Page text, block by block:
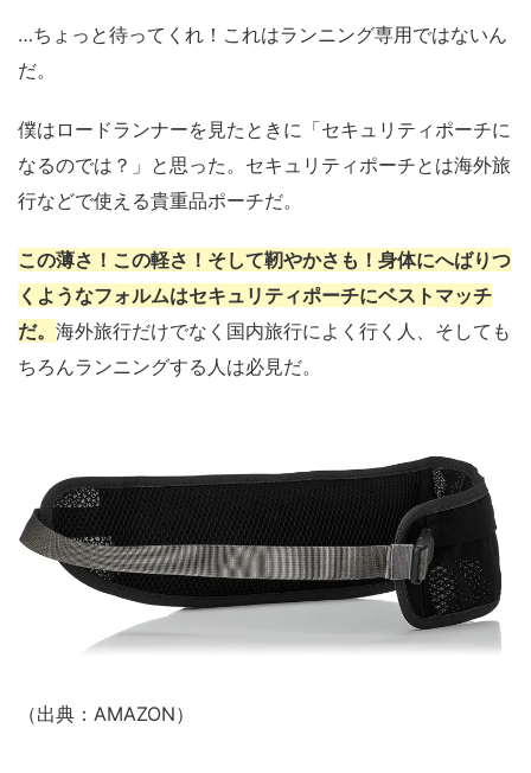
…ちょっと待ってくれ！これはランニング専用ではないん
だ。
僕はロードランナーを見たときに「セキュリティポーチに
なるのでは？」と思った。セキュリティポーチとは海外旅
行などで使える貴重品ポーチだ。
この薄さ！この軽さ！そして靭やかさも！身体にへばりつ
くようなフォルムはセキュリティポーチにベストマッチ
だ。 海外旅行だけでなく国内旅行によく行く人、そしても
ちろんランニングする人は必見だ。
（出典：AMAZON）